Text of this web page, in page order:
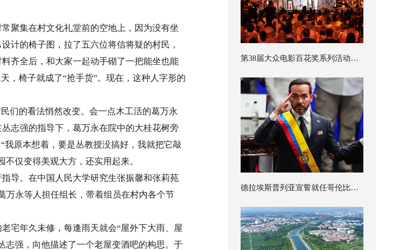
集在村文化礼堂前的空地上，因为没有坐
计的椅子图，拉了五六位将信将疑的村民，
齐全后，和大家一起动手砌了一把能坐也能
，椅子就成了“抢手货”。现在，这种人字形的
的看法悄然改变。会一点木工活的葛万永
志强的指导下，葛万永在院中的大桂花树旁
我原本想着，要是丛教授没搞好，我就把它敲
仅变得美观大方，还实用起来。
。在中国人民大学研究生张振馨和张莉苑
万永等人担任组长，带着组员在村内各个节
年久未修，每逢雨天就会“屋外下大雨、屋
志强，向他描述了一个老屋变酒吧的构思。于
第38届大众电影百花奖系列活动开幕
德拉埃斯普列亚宣誓就任哥伦比亚总统